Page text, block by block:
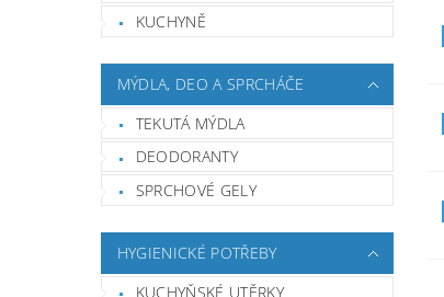
KUCHYNĚ
MÝDLA, DEO A SPRCHÁČE
TEKUTÁ MÝDLA
DEODORANTY
SPRCHOVÉ GELY
HYGIENICKÉ POTŘEBY
KUCHYŇSKÉ UTĚRKY